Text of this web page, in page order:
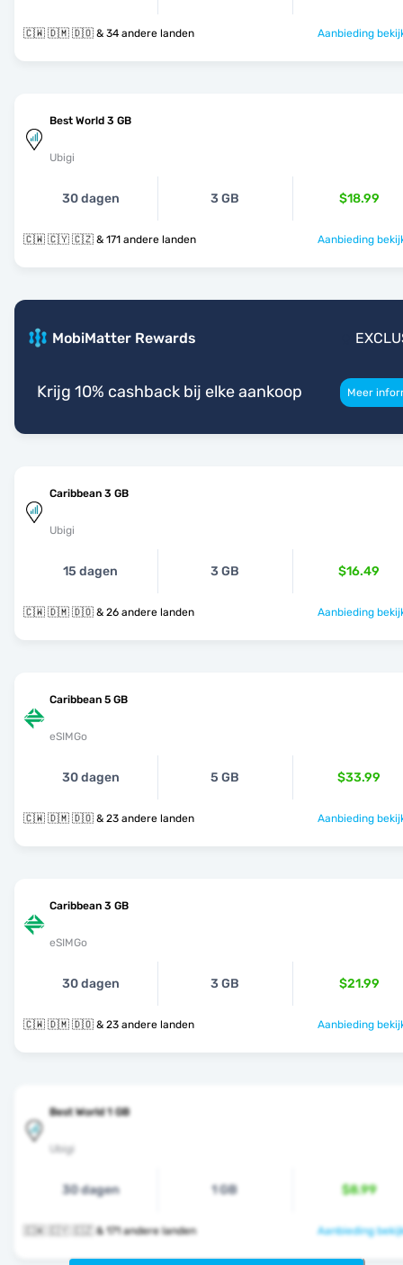
🇨🇼 🇩🇲 🇩🇴 & 34 andere landen Aanbieding
Best World 3 GB
Ubigi
30 dagen 3 GB $18.99
🇨🇼 🇨🇾 🇨🇿 & 171 andere landen Aanbieding
MobiMatter Rewards
Krijg 10% cashback bij elke aankoop Meer
Caribbean 3 GB
Ubigi
15 dagen 3 GB $16.49
🇨🇼 🇩🇲 🇩🇴 & 26 andere landen Aanbieding
Caribbean 5 GB
eSIMGo
30 dagen 5 GB $33.99
🇨🇼 🇩🇲 🇩🇴 & 23 andere landen Aanbieding
Caribbean 3 GB
eSIMGo
30 dagen 3 GB $21.99
🇨🇼 🇩🇲 🇩🇴 & 23 andere landen Aanbieding
Best World 1 GB
Ubigi
30 dagen 1 GB $8.99
🇨🇼 🇨🇾 🇨🇿 & 171 andere landen Aanbieding